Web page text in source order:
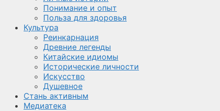
Понимание и опыт
Польза для здоровья
Культура
Реинкарнация
Древние легенды
Китайские идиомы
Исторические личности
Искусство
Душевное
Стань активным
Медиатека